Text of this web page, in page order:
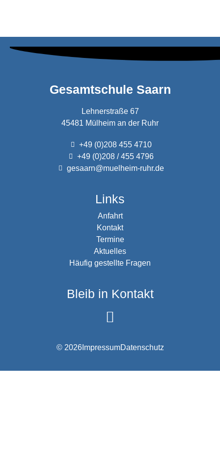
Gesamtschule Saarn
Lehnerstraße 67
45481 Mülheim an der Ruhr
+49 (0)208 455 4710
+49 (0)208 / 455 4796
gesaarn@muelheim-ruhr.de
Links
Anfahrt
Kontakt
Termine
Aktuelles
Häufig gestellte Fragen
Bleib in Kontakt
© 2026ImpressumDatenschutz